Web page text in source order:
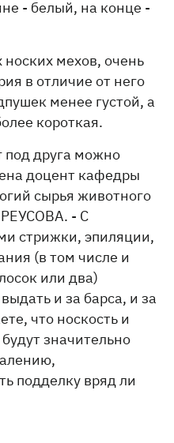
- белый, на конце -
мехов, очень
в отличие от него
менее густой, а
короткая.
под друга можно
доцент кафедры
сырья животного
РЕУСОВА. - С
стрижки, эпиляции,
(в том числе и
или два)
и за барса, и за
что носкость и
значительно
подделку вряд ли